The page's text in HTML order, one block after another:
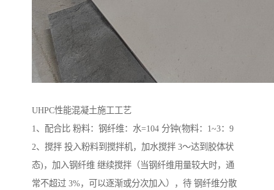
UHPC性能混凝土施工工艺
1、配合比 粉料：钢纤维：水=104 分钟(物料：1~3：9
2、搅拌 投入粉料到搅拌机，加水搅拌 3～达到胶体状
态)，加入钢纤维 继续搅拌（当钢纤维用量较大时，通
常不超过 3%，可以逐渐或分次加入），待 钢纤维分散